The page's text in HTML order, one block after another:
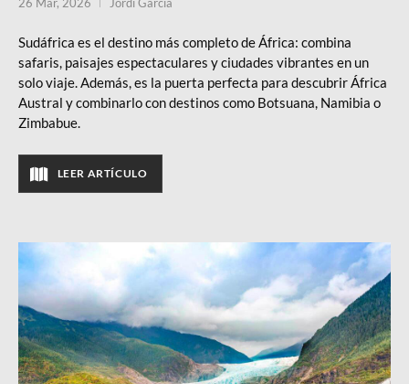
Sudáfrica es el destino más completo de África: combina
safaris, paisajes espectaculares y ciudades vibrantes en un
solo viaje. Además, es la puerta perfecta para descubrir África
Austral y combinarlo con destinos como Botsuana, Namibia o
Zimbabue.
LEER ARTÍCULO
26 Mar, 2026 Jordi Garcia